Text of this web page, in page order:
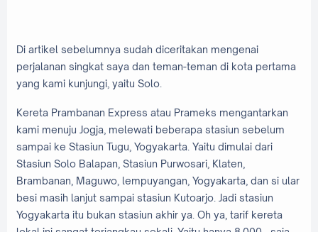
Di artikel sebelumnya sudah diceritakan mengenai
perjalanan singkat saya dan teman-teman di kota pertama
yang kami kunjungi, yaitu Solo.
Kereta Prambanan Express atau Prameks mengantarkan
kami menuju Jogja, melewati beberapa stasiun sebelum
sampai ke Stasiun Tugu, Yogyakarta. Yaitu dimulai dari
Stasiun Solo Balapan, Stasiun Purwosari, Klaten,
Brambanan, Maguwo, lempuyangan, Yogyakarta, dan si ular
besi masih lanjut sampai stasiun Kutoarjo. Jadi stasiun
Yogyakarta itu bukan stasiun akhir ya. Oh ya, tarif kereta